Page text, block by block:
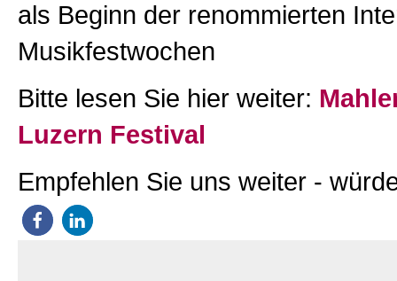
als Beginn der renommierten
Musikfestwochen
Bitte lesen Sie hier weiter:
Luzern Festival
Empfehlen Sie uns weiter -